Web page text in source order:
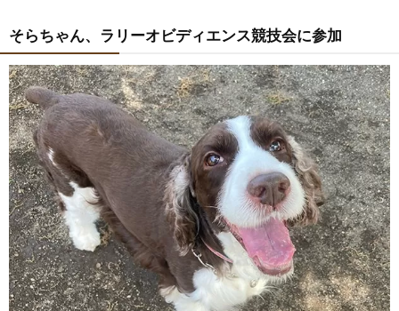
そらちゃん、ラリーオビディエンス競技会に参加